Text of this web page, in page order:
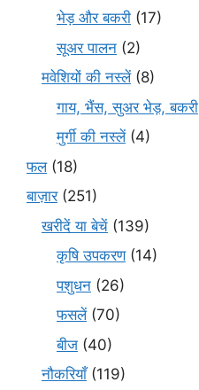
भेड़ और बकरी (17)
सूअर पालन (2)
मवेशियों की नस्लें(8)
गाय, भैंस, सुअर भेड़, बकरी
मुर्गी की नस्लें(4)
फल(18)
बाज़ार(251)
खरीदें या बेचें (139)
कृषि उपकरण(14)
पशुधन (26)
फसलें(70)
बीज (40)
नौकरियाँ(119)